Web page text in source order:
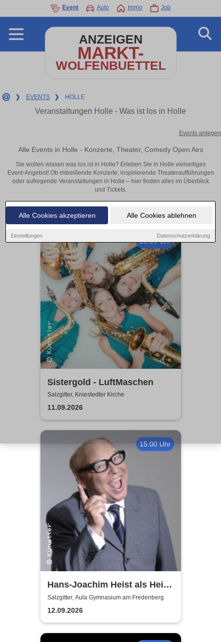
Alle Cookies akzeptieren Alle Cookies ablehnen
Einstellungen Datenschutzerklärung
Event Auto Immo Job
ANZEIGEN
MARKT-
WOLFENBUETTEL
❯ EVENTS ❯ HOLLE
Veranstaltungen Holle - Was ist los in Holle
Events anlegen
Alle Events in Holle - Konzerte, Theater, Comedy Open Airs
Sie wollen wissen was los ist in Holle? Erleben Sie in Holle vielseitiges
Event-Angebot! Ob mitreißende Konzerte, inspirierende Theateraufführungen
oder aufregende Veranstaltungen in Holle – hier finden alles im Überblick
und Tickets.
20:00 Uhr
Sistergold - LuftMaschen
Salzgitter, Kniestedter Kirche
11.09.2026
15:00 Uhr
Hans-Joachim Heist als Heinz
Erhard - Noch'n Gedicht
Salzgitter, Aula Gymnasium am Fredenberg
12.09.2026